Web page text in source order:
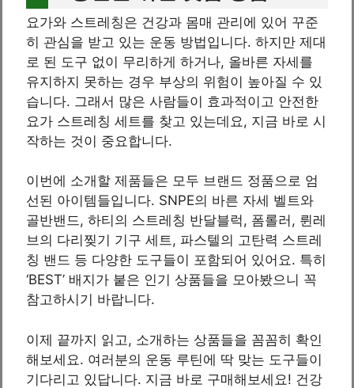
요가와 스트레칭은 건강과 몸매 관리에 있어 꾸준
히 관심을 받고 있는 운동 방법입니다. 하지만 제대
로 된 도구 없이 무리하게 하거나, 올바른 자세를
유지하지 못하는 경우 부상의 위험이 높아질 수 있
습니다. 그래서 많은 사람들이 효과적이고 안전한
요가 스트레칭 세트를 찾고 있는데요, 지금 바로 시
작하는 것이 중요합니다.
이번에 소개할 제품들은 모두 브랜드 정품으로 엄
선된 아이템들입니다. SNPE의 바른 자세 벨트와
골반밴드, 하티의 스트레칭 반달블럭, 폼롤러, 륀레
브의 다리찢기 기구 세트, 파스텔의 고탄력 스트레
칭 밴드 등 다양한 도구들이 포함되어 있어요. 특히
‘BEST’ 배지가 붙은 인기 상품들을 모아봤으니 꼭
참고하시기 바랍니다.
이제 끝까지 읽고, 소개하는 상품들을 꼼꼼히 확인
해보세요. 여러분의 운동 루틴에 딱 맞는 도구들이
기다리고 있답니다. 지금 바로 구매해보세요! 건강